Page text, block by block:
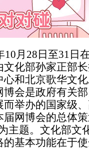
10月28日至31日
文化部孙家正部
心和北京歌华文
是政府有关部
而举办的国家级
届网博会的总体
主题。文化部文
的基本功能在于